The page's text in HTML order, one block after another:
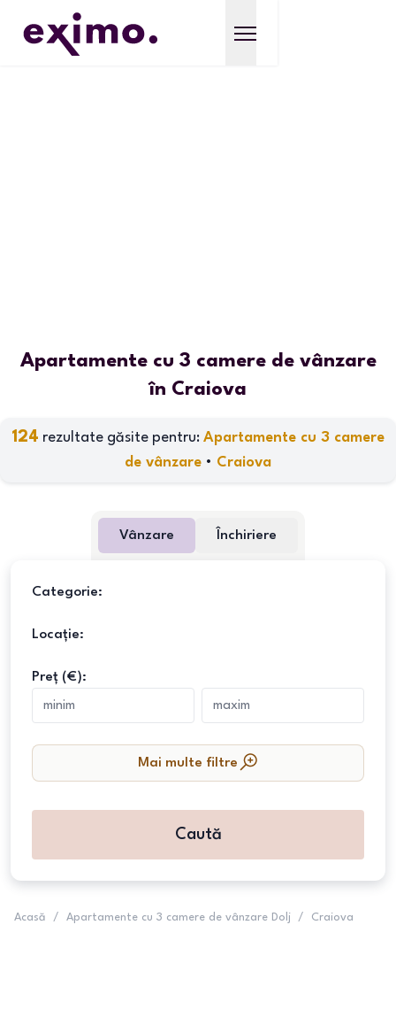
Apartamente cu 3 camere de vânzare
în Craiova
124 rezultate găsite pentru: Apartamente cu 3 camere
de vânzare • Craiova
Vânzare Închiriere
Categorie:
Locație:
Preț (€):
Mai multe filtre
Caută
Acasă / Apartamente cu 3 camere de vânzare Dolj / Craiova